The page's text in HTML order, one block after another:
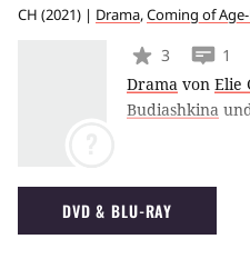
CH (2021) | Drama,Coming of
3
1
Drama von Elie
Budiashkina und
DVD & BLU-RAY